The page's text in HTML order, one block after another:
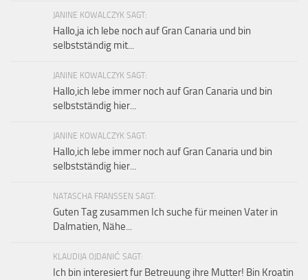
JANINE KOWALCZYK SAGT:
Hallo,ja ich lebe noch auf Gran Canaria und bin
selbstständig mit...
JANINE KOWALCZYK SAGT:
Hallo,ich lebe immer noch auf Gran Canaria und bin
selbstständig hier...
JANINE KOWALCZYK SAGT:
Hallo,ich lebe immer noch auf Gran Canaria und bin
selbstständig hier...
NATASCHA FRANSSEN SAGT:
Guten Tag zusammen Ich suche für meinen Vater in
Dalmatien, Nähe...
KLAUDIJA OJDANIĆ SAGT:
Ich bin interesiert fur Betreuung ihre Mutter! Bin Kroatin